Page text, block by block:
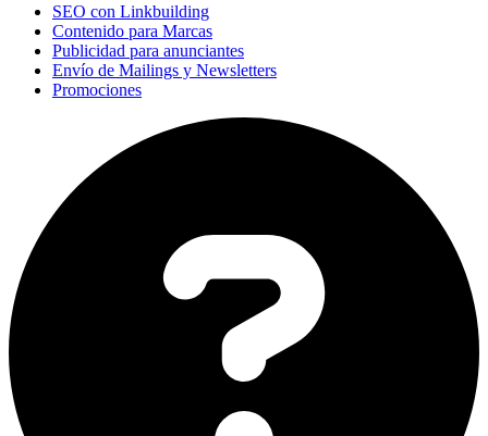
SEO con Linkbuilding
Contenido para Marcas
Publicidad para anunciantes
Envío de Mailings y Newsletters
Promociones